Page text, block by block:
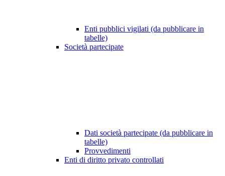
Enti pubblici vigilati (da pubblicare in
tabelle)
Società partecipate
Dati società partecipate (da pubblicare in
tabelle)
Provvedimenti
Enti di diritto privato controllati